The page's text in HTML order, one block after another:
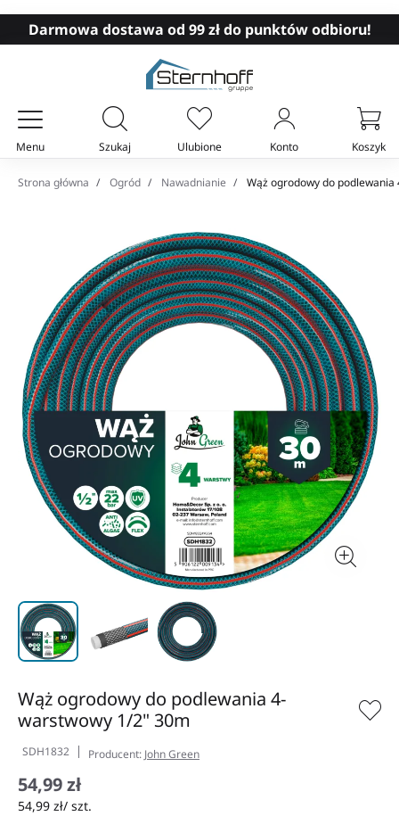
Darmowa dostawa od 99 zł do punktów odbioru!
Menu Szukaj Ulubione Konto Koszyk
Twój koszyk
Strona główna Ogród Nawadnianie Wąż ogrodowy do
Wąż ogrodowy do podlewania 4-
warstwowy 1/2" 30m
SDH1832 Producent: John Green
54,99 zł
54,99 zł/ szt.